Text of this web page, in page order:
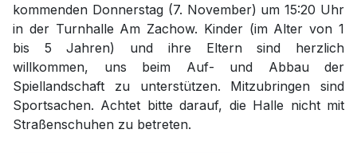
kommenden Donnerstag (7. November) um 15:20 Uhr
in der Turnhalle Am Zachow. Kinder (im Alter von 1
bis 5 Jahren) und ihre Eltern sind herzlich
willkommen, uns beim Auf- und Abbau der
Spiellandschaft zu unterstützen. Mitzubringen sind
Sportsachen. Achtet bitte darauf, die Halle nicht mit
Straßenschuhen zu betreten.